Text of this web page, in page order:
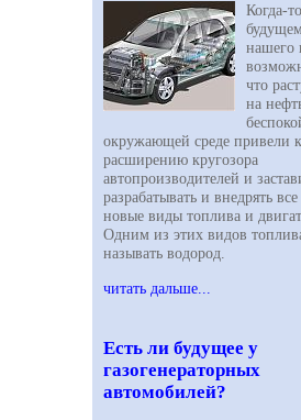
Когда-
нашего
что
на
окружающей среде привели
расширению кругозора
автопроизводителей и
разрабатывать и внедрять
новые виды топлива и
Одним из этих видов
называть водород.
читать дальше...
Есть ли будущее у
газогенераторных
автомобилей?